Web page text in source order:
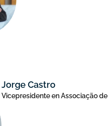
Jorge Castro
Vicepresidente en Associação